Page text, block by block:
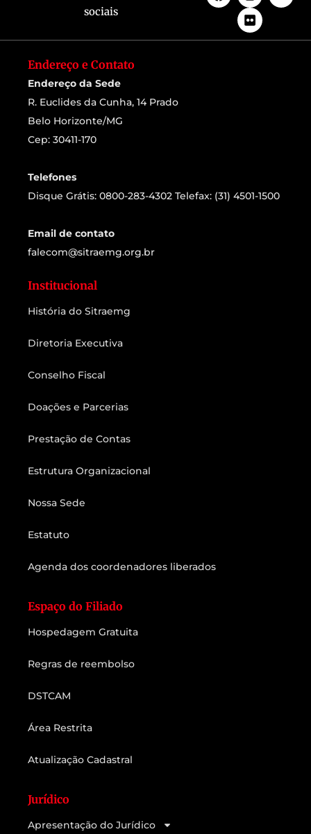
sociais
Endereço e Contato
Endereço da Sede
R. Euclides da Cunha, 14 Prado
Belo Horizonte/MG
Cep: 30411-170
Telefones
Disque Grátis: 0800-283-4302 Telefax: (31) 4501-1500
Email de contato
falecom@sitraemg.org.br
Institucional
História do Sitraemg
Diretoria Executiva
Conselho Fiscal
Doações e Parcerias
Prestação de Contas
Estrutura Organizacional
Nossa Sede
Estatuto
Agenda dos coordenadores liberados
Espaço do Filiado
Hospedagem Gratuita
Regras de reembolso
DSTCAM
Área Restrita
Atualização Cadastral
Jurídico
Apresentação do Jurídico